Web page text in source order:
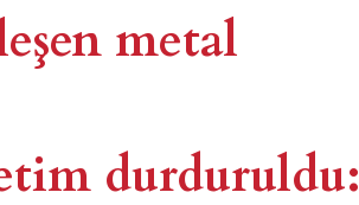
metal
durduruldu: